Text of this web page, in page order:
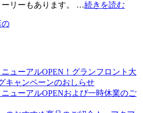
ーリーもあります。 …続きを読む
の
ニューアルOPEN！グランフロント大
キャンペーンのおしらせ
ニューアルOPENおよび一時休業のご